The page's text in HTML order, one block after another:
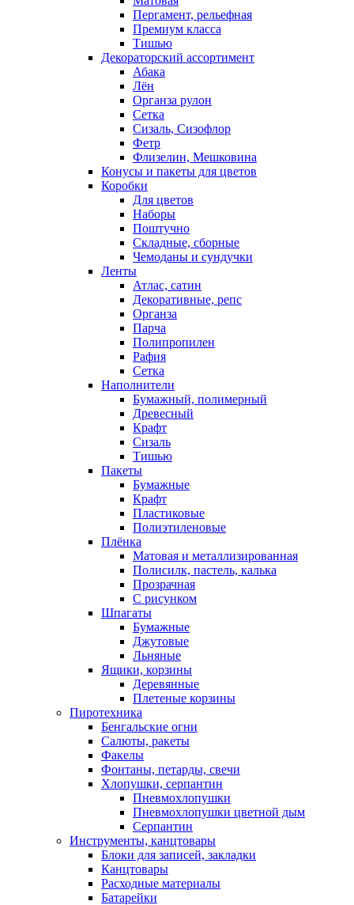
Пергамент, рельефная
Премиум класса
Тишью
Декораторский ассортимент
Абака
Лён
Органза рулон
Сетка
Сизаль, Сизофлор
Фетр
Флизелин, Мешковина
Конусы и пакеты для цветов
Коробки
Для цветов
Наборы
Поштучно
Складные, сборные
Чемоданы и сундучки
Ленты
Атлас, сатин
Декоративные, репс
Органза
Парча
Полипропилен
Рафия
Сетка
Наполнители
Бумажный, полимерный
Древесный
Крафт
Сизаль
Тишью
Пакеты
Бумажные
Крафт
Пластиковые
Полиэтиленовые
Плёнка
Матовая и металлизированная
Полисилк, пастель, калька
Прозрачная
С рисунком
Шпагаты
Бумажные
Джутовые
Льняные
Ящики, корзины
Деревянные
Плетеные корзины
Пиротехника
Бенгальские огни
Салюты, ракеты
Факелы
Фонтаны, петарды, свечи
Хлопушки, серпантин
Пневмохлопушки
Пневмохлопушки цветной дым
Серпантин
Инструменты, канцтовары
Блоки для записей, закладки
Канцтовары
Расходные материалы
Батарейки